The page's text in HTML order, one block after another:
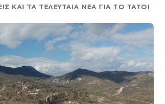
ΚΑΙ ΤΑ ΤΕΛΕΥΤΑΙΑ ΝΕΑ ΓΙΑ ΤΟ ΤΑΤΟΙ